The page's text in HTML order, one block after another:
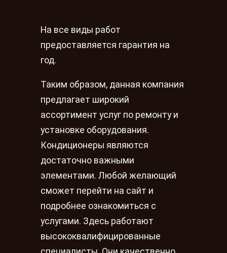
На все виды работ
предоставляется гарантия на
год.
Таким образом, данная компания
предлагает широкий
ассортимент услуг по ремонту и
установке оборудования.
Кондиционеры являются
достаточно важными
элементами. Любой желающий
сможет перейти на сайт и
подробнее ознакомиться с
услугами. Здесь работают
высококвалифицированные